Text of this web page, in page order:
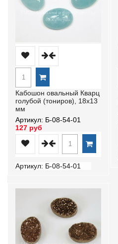
Кабошон овальный Кварц
голубой (тониров), 18х13
мм
Артикул: Б-08-54-01
127 руб
Артикул: Б-08-54-01